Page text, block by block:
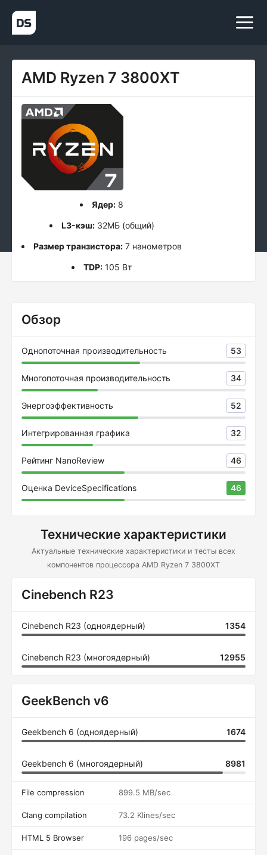
AMD Ryzen 7 3800XT
Ядер: 8
L3-кэш:32МБ (общий)
Размер транзистора: 7 нанометров
TDP: 105 Вт
Обзор
Однопоточная производительность 53
Многопоточная производительность 34
Энергоэффективность 52
Интегрированная графика 32
Рейтинг NanoReview 46
Оценка DeviceSpecifications 46
Технические характеристики
Актуальные технические характеристики и тесты всех
компонентов процессора AMD Ryzen 7 3800XT
Cinebench R23
Cinebench R23 (одноядерный) 1354
Cinebench R23 (многоядерный) 12955
GeekBench v6
Geekbench 6 (одноядерный) 1674
Geekbench 6 (многоядерный) 8981
File compression 899.5 MB/sec
Clang compilation 73.2 Klines/sec
HTML 5 Browser 196 pages/sec